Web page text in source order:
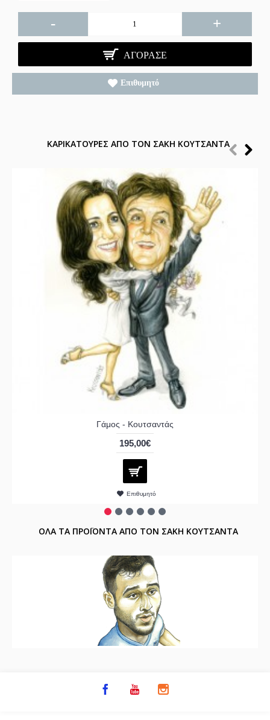
- +
ΑΓΌΡΑΣΕ
Επιθυμητό
ΚΑΡΙΚΑΤΟΥΡΕΣ ΑΠΟ ΤΟΝ ΣΑΚΗ ΚΟΥΤΣΑΝΤΑ
Γάμος - Κουτσαντάς
195,00€
Επιθυμητό
ΟΛΑ ΤΑ ΠΡΟΪΟΝΤΑ ΑΠΟ ΤΟΝ ΣΑΚΗ ΚΟΥΤΣΑΝΤΑ